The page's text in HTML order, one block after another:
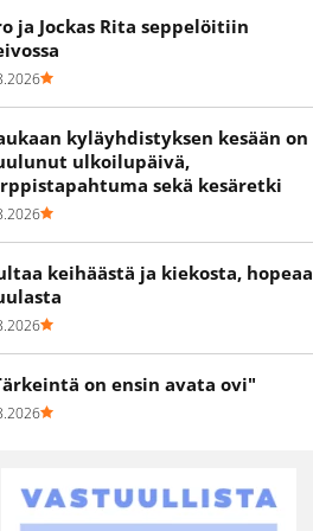
ja Jockas Rita seppelöitiin
kyläyhdistyksen kesään on
ulkoilupäivä,
sekä kesäretki
keihäästä ja kiekosta, hopeaa
on ensin avata ovi"